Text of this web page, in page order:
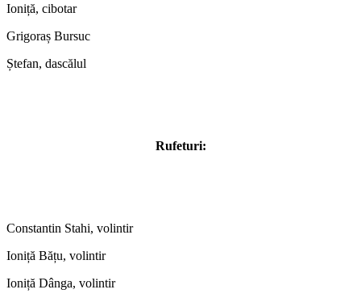
Ioniță, cibotar
Grigoraș Bursuc
Ștefan, dascălul
Rufeturi:
Constantin Stahi, volintir
Ioniță Bățu, volintir
Ioniță Dânga, volintir